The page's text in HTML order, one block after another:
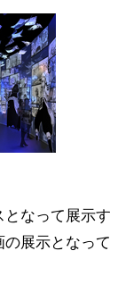
となって展示す
展示となって